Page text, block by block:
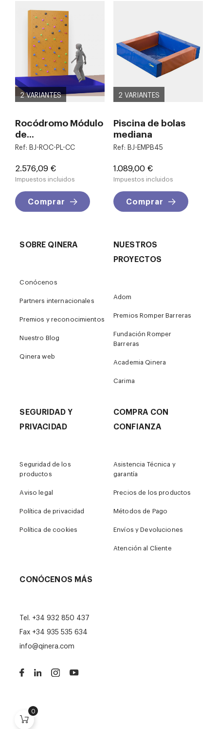
2 VARIANTES
Rocódromo Módulo
de...
Ref: BJ-ROC-PL-CC
Precio
2.576,09 €
Impuestos incluidos
Comprar
2 VARIANTES
Piscina de bolas
mediana
Ref: BJ-EMPB45
Precio
1.089,00 €
Impuestos incluidos
Comprar
SOBRE QINERA
Conócenos
Partners internacionales
Premios y reconocimientos
Nuestro Blog
Qinera web
NUESTROS
PROYECTOS
Adom
Premios Romper Barreras
Fundación Romper
Barreras
Academia Qinera
Carima
SEGURIDAD Y
PRIVACIDAD
Seguridad de los
productos
Aviso legal
Política de privacidad
Política de cookies
COMPRA CON
CONFIANZA
Asistencia Técnica y
garantía
Precios de los productos
Métodos de Pago
Envíos y Devoluciones
Atención al Cliente
CONÓCENOS MÁS
Tel. +34 932 850 437
Fax +34 935 535 634
info@qinera.com
0